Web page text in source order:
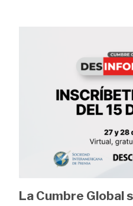
La Cumbre Global